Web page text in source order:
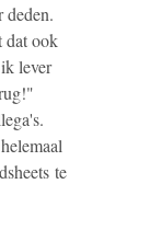
deden.
dat ook
lever
te